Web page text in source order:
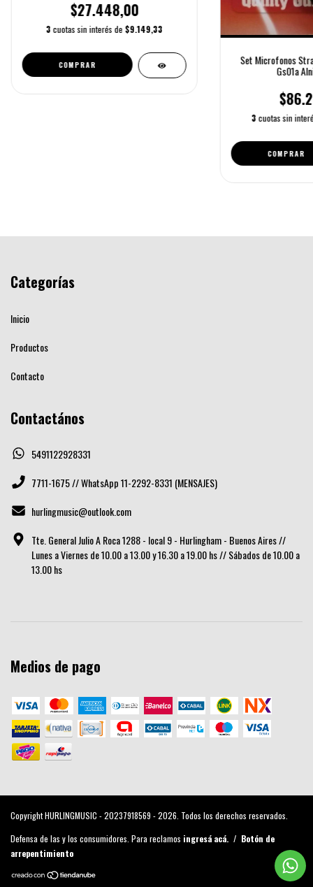
$27.448,00
3 cuotas sin interés de $9.149,33
Set Microfonos
Gs01a
3 cuotas sin
Categorías
Inicio
Productos
Contacto
Contactános
5491122928331
7711-1675 // WhatsApp 11-2292-8331 (MENSAJES)
hurlingmusic@outlook.com
Tte. General Julio A Roca 1288 - local 9 - Hurlingham - Buenos Aires //
Lunes a Viernes de 10.00 a 13.00 y 16.30 a 19.00 hs // Sábados de 10.00 a
13.00 hs
Medios de pago
Copyright HURLINGMUSIC - 20237918569 - 2026. Todos los derechos reservados.
Defensa de las y los consumidores. Para reclamos ingresá acá. / Botón de
arrepentimiento